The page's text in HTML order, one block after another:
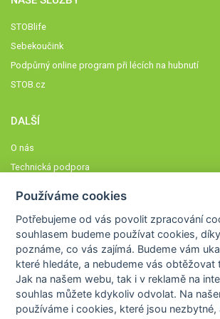
STOBlife
Sebekoučink
Podpůrný online program při lécích na hubnutí
STOB.cz
DALŠÍ
O nás
Technická podpora
Členové STOBklubu
Zásady nakládání s osobními údaji
Otestujte se
Spočítejte si
Výzva 52
Používáme cookies
Potřebujeme od vás povolit zpracování
souhlasem budeme používat cookies,
poznáme,co vás zajímá. Budeme vám
které hledáte, a nebudeme vás obtěžovat
Jak na našem webu, tak i v reklamě na
souhlas můžete kdykoliv odvolat. Na
používáme i cookies, které jsou nezbytné,